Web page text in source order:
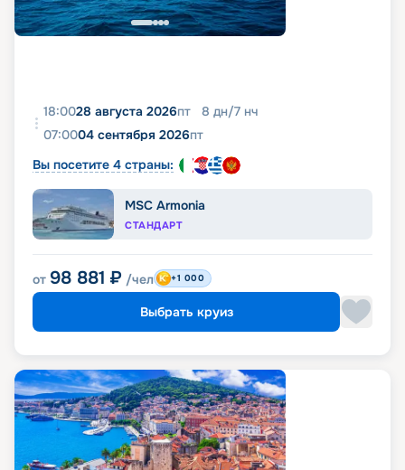
18:0028 августа 2026пт 8 дн/7 нч
07:0004 сентября 2026пт
Вы посетите 4 страны:
MSC Armonia
СТАНДАРТ
от 98 881 ₽ /чел +1 000
Выбрать круиз